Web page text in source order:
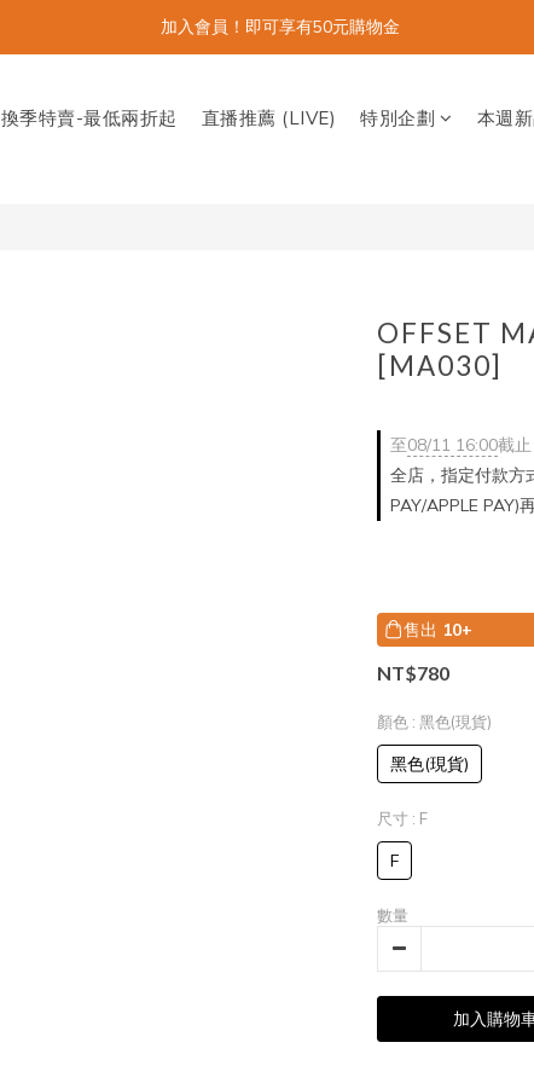
加入會員！即可享有50元購物金
換季特賣-最低兩折起 直播推薦 (LIVE) 特別企劃 本週
OFFSET
[MA030]
至08/11 16:00截止
全店，指定付款方
PAY/APPLE PAY)
售出 10+
NT$780
顏色 : 黑色(現貨)
黑色(現貨)
尺寸 : F
F
數量
加入購物